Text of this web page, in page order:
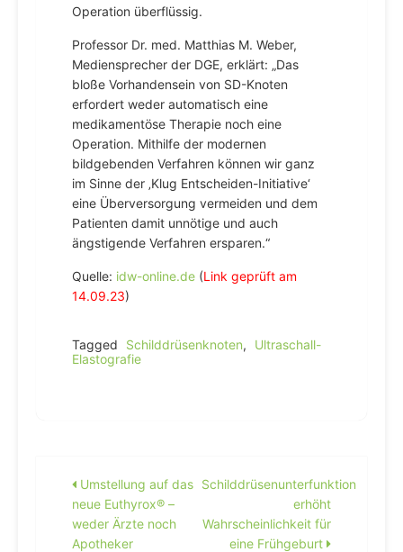
Operation überflüssig.
Professor Dr. med. Matthias M. Weber,
Mediensprecher der DGE, erklärt: „Das
bloße Vorhandensein von SD-Knoten
erfordert weder automatisch eine
medikamentöse Therapie noch eine
Operation. Mithilfe der modernen
bildgebenden Verfahren können wir ganz
im Sinne der ‚Klug Entscheiden-Initiative‘
eine Überversorgung vermeiden und dem
Patienten damit unnötige und auch
ängstigende Verfahren ersparen.“
Quelle: idw-online.de (Link geprüft am
14.09.23)
Tagged Schilddrüsenknoten,
Ultraschall-
Elastografie
Beitragsnavigation
Umstellung auf das
neue Euthyrox® –
weder Ärzte noch
Apotheker
Schilddrüsenunterfunktion
erhöht
Wahrscheinlichkeit für
eine Frühgeburt